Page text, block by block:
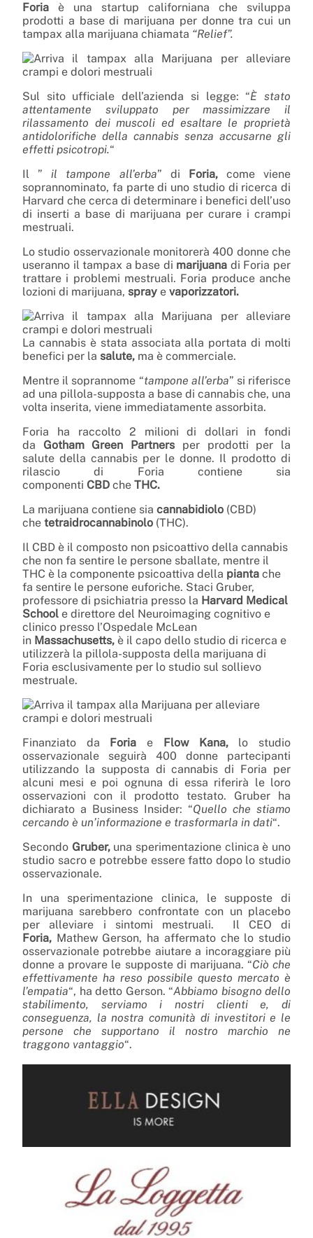
Foria è una startup californiana che sviluppa
prodotti a base di marijuana per donne tra cui un
tampax alla marijuana chiamata “Relief”.
Sul sito ufficiale dell’azienda si legge: “È stato
attentamente sviluppato per massimizzare il
rilassamento dei muscoli ed esaltare le proprietà
antidolorifiche della cannabis senza accusarne gli
effetti psicotropi.“
Il ”il tampone all’erba” di Foria,come viene
soprannominato, fa parte di uno studio di ricerca di
Harvard che cerca di determinare i benefici dell’uso
di inserti a base di marijuana per curare i crampi
mestruali.
Lo studio osservazionale monitorerà 400 donne che
useranno il tampax a base di marijuana di Foria per
trattare i problemi mestruali. Foria produce anche
lozioni di marijuana, spray e vaporizzatori.
La cannabis è stata associata alla portata di molti
benefici per la salute, ma è commerciale.
Mentre il soprannome “tampone all’erba” si riferisce
ad una pillola-supposta a base di cannabis che, una
volta inserita, viene immediatamente assorbita.
Foria ha raccolto 2 milioni di dollari in fondi
da Gotham Green Partners per prodotti per la
salute della cannabis per le donne. Il prodotto di
rilascio di Foria contiene sia
componenti CBD che THC.
La marijuana contiene sia cannabidiolo (CBD)
che tetraidrocannabinolo (THC).
Il CBD è il composto non psicoattivo della cannabis
che non fa sentire le persone sballate, mentre il
THC è la componente psicoattiva della pianta che
fa sentire le persone euforiche. Staci Gruber,
professore di psichiatria presso la Harvard Medical
School e direttore del Neuroimaging cognitivo e
clinico presso l’Ospedale McLean
in Massachusetts, è il capo dello studio di ricerca e
utilizzerà la pillola-supposta della marijuana di
Foria esclusivamente per lo studio sul sollievo
mestruale.
Finanziato da Foria e Flow Kana,lo studio
osservazionale seguirà 400 donne partecipanti
utilizzando la supposta di cannabis di Foria per
alcuni mesi e poi ognuna di essa riferirà le loro
osservazioni con il prodotto testato. Gruber ha
dichiarato a Business Insider: “Quello che stiamo
cercando è un’informazione e trasformarla in dati“.
Secondo Gruber,una sperimentazione clinica è uno
studio sacro e potrebbe essere fatto dopo lo studio
osservazionale.
In una sperimentazione clinica, le supposte di
marijuana sarebbero confrontate con un placebo
per alleviare i sintomi mestruali. Il CEO di
Foria, Mathew Gerson, ha affermato che lo studio
osservazionale potrebbe aiutare a incoraggiare più
donne a provare le supposte di marijuana. “Ciò che
effettivamente ha reso possibile questo mercato è
l’empatia“, ha detto Gerson. “Abbiamo bisogno dello
stabilimento, serviamo i nostri clienti e, di
conseguenza, la nostra comunità di investitori e le
persone che supportano il nostro marchio ne
traggono vantaggio“.